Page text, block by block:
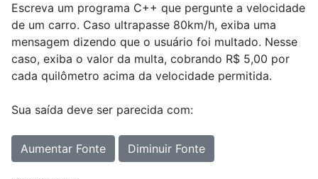
Escreva um programa C++ que pergunte a velocidade
de um carro. Caso ultrapasse 80km/h, exiba uma
mensagem dizendo que o usuário foi multado. Nesse
caso, exiba o valor da multa, cobrando R$ 5,00 por
cada quilômetro acima da velocidade permitida.
Sua saída deve ser parecida com:
Aumentar Fonte Diminuir Fonte